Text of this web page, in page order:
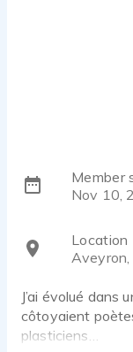
Member
Nov 10,
Location
Aveyron,
J’ai évolué dans
côtoyaient
plasticiens…